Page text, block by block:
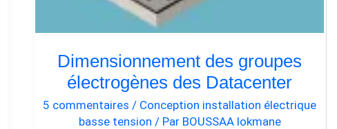
Dimensionnement des groupes
électrogènes des Datacenter
5 commentaires / Conception installation électrique
basse tension / Par BOUSSAA lokmane